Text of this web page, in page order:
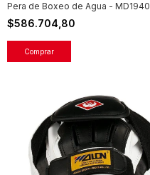
Pera de Boxeo de Agua - MD1940
$586.704,80